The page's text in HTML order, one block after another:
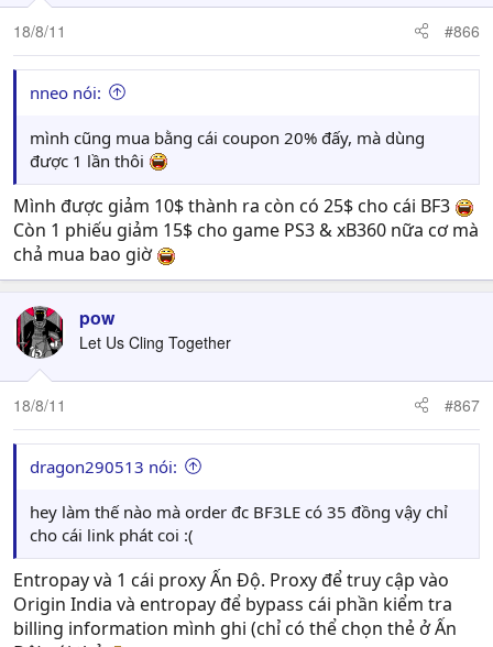
18/8/11 #866
nneo nói:
mình cũng mua bằng cái coupon 20% đấy, mà dùng
được 1 lần thôi
Mình được giảm 10$ thành ra còn có 25$ cho cái BF3
Còn 1 phiếu giảm 15$ cho game PS3 & xB360 nữa cơ mà
chả mua bao giờ
pow
Let Us Cling Together
18/8/11 #867
dragon290513 nói:
hey làm thế nào mà order đc BF3LE có 35 đồng vậy chỉ
cho cái link phát coi :(
Entropay và 1 cái proxy Ấn Độ. Proxy để truy cập vào
Origin India và entropay để bypass cái phần kiểm tra
billing information mình ghi (chỉ có thể chọn thẻ ở Ấn